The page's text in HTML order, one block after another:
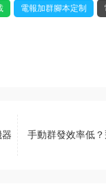
電報加群腳本定制
手動群發效率低